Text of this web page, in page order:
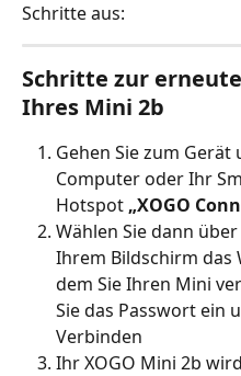
Schritte aus:
Schritte zur
Ihres Mini 2b
Gehen Sie zum
Computer oder Ihr
Hotspot „XOGO
Wählen Sie dann
Ihrem Bildschirm das
dem Sie Ihren Mini
Sie das Passwort ein
Verbinden
Ihr XOGO Mini 2b